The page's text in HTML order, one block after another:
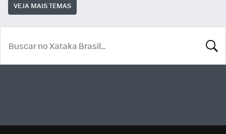
VEJA MAIS TEMAS